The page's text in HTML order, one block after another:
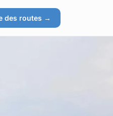
des routes →